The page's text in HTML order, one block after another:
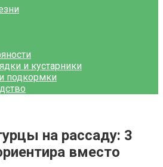
и кустарники
подкормки
на рассаду: 3
вместо